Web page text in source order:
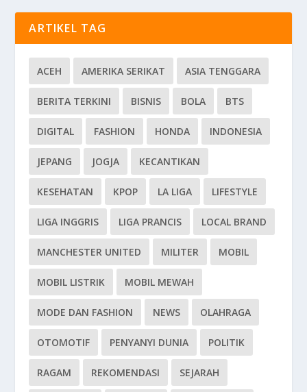
ARTIKEL TAG
ACEH AMERIKA SERIKAT ASIA TENGGARA
BERITA TERKINI BISNIS BOLA BTS
DIGITAL FASHION HONDA INDONESIA
JEPANG JOGJA KECANTIKAN
KESEHATAN KPOP LA LIGA LIFESTYLE
LIGA INGGRIS LIGA PRANCIS LOCAL BRAND
MANCHESTER UNITED MILITER MOBIL
MOBIL LISTRIK MOBIL MEWAH
MODE DAN FASHION NEWS OLAHRAGA
OTOMOTIF PENYANYI DUNIA POLITIK
RAGAM REKOMENDASI SEJARAH